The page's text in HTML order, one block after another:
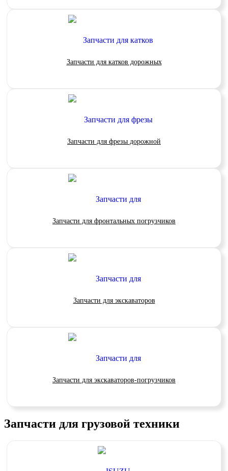
Запчасти для катков дорожных
Запчасти для фрезы дорожной
Запчасти для фронтальных погрузчиков
Запчасти для экскаваторов
Запчасти для экскаваторов-погрузчиков
Запчасти для грузовой техники